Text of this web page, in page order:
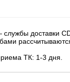
доставки
ТК: 1-3 дня.